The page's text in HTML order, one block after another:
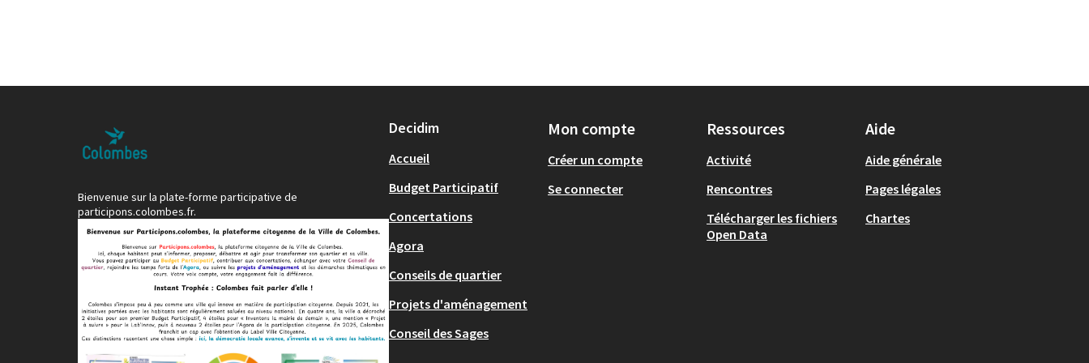
Bienvenue sur la plate-forme participative de
participons.colombes.fr.
Decidim
Accueil
Budget Participatif
Concertations
Agora
Conseils de quartier
Projets d'aménagement
Conseil des Sages
Mon compte
Créer un compte
Se connecter
Ressources
Activité
Rencontres
Télécharger les fichiers
Open Data
Aide
Aide générale
Pages légales
Chartes